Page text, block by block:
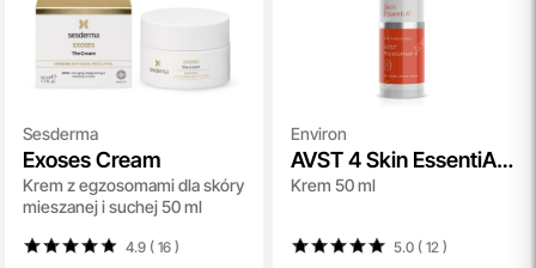
Sesderma
Exoses Cream
Krem z egzosomami dla skóry
mieszanej i suchej 50 ml
4.9 ( 16)
Environ
AVST 4 Skin EssentiA
Cream
Krem 50 ml
5.0 ( 12 )